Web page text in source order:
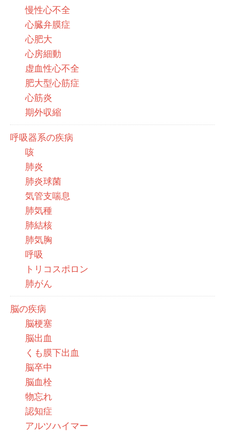
慢性心不全
心臓弁膜症
心肥大
心房細動
虚血性心不全
肥大型心筋症
心筋炎
期外収縮
呼吸器系の疾病
咳
肺炎
肺炎球菌
気管支喘息
肺気種
肺結核
肺気胸
呼吸
トリコスポロン
肺がん
脳の疾病
脳梗塞
脳出血
くも膜下出血
脳卒中
脳血栓
物忘れ
認知症
アルツハイマー